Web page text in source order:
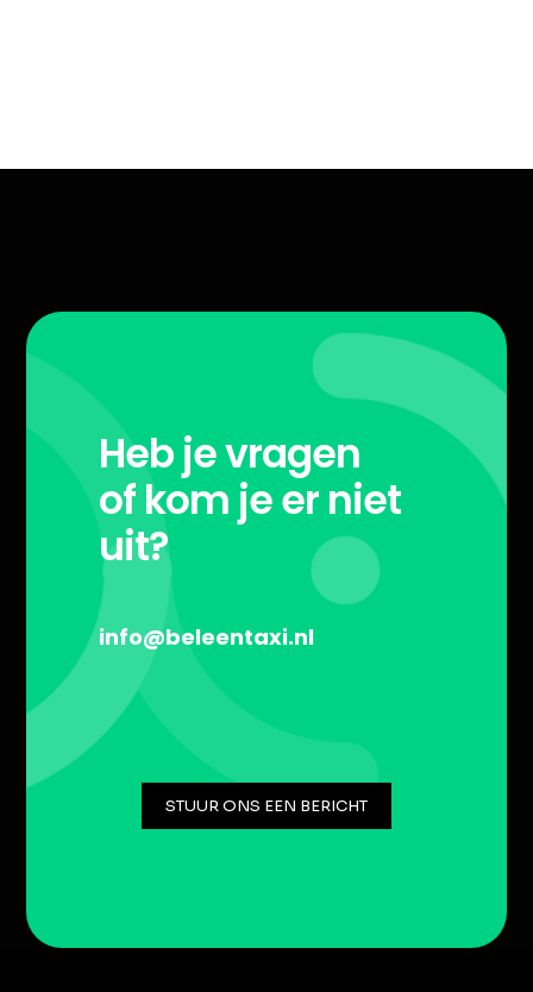
Heb je vragen
of kom je er niet
uit?
info@beleentaxi.nl
STUUR ONS EEN BERICHT